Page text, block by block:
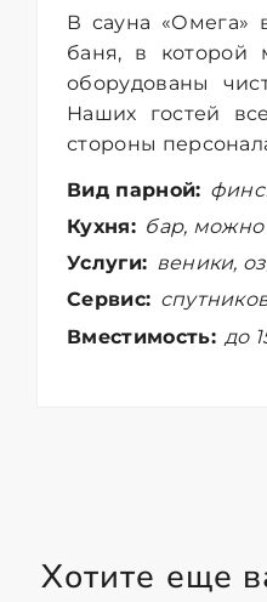
В сауна «Омега»
баня, в которой
оборудованы
Наших гостей
стороны
Вид парной:
Кухня: бар,
Услуги: веники,
Сервис:
Вместимость: до
Хотите еще